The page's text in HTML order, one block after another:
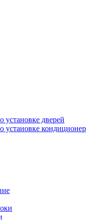
установке дверей
установке